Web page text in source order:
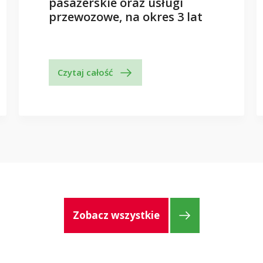
przewozowe, na okres 3 lat
Czytaj całość
Zobacz wszystkie